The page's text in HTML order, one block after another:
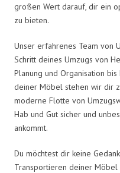
großen Wert darauf, dir ein
zu bieten.
Unser erfahrenes Team von
Schritt deines Umzugs von
Planung und Organisation
deiner Möbel stehen wir dir
moderne Flotte von
Hab und Gut sicher und
ankommt.
Du möchtest dir keine
Transportieren deiner Möbel